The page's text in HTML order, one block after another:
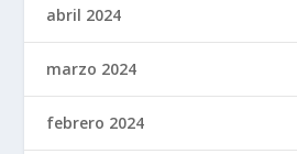
abril 2024
marzo 2024
febrero 2024